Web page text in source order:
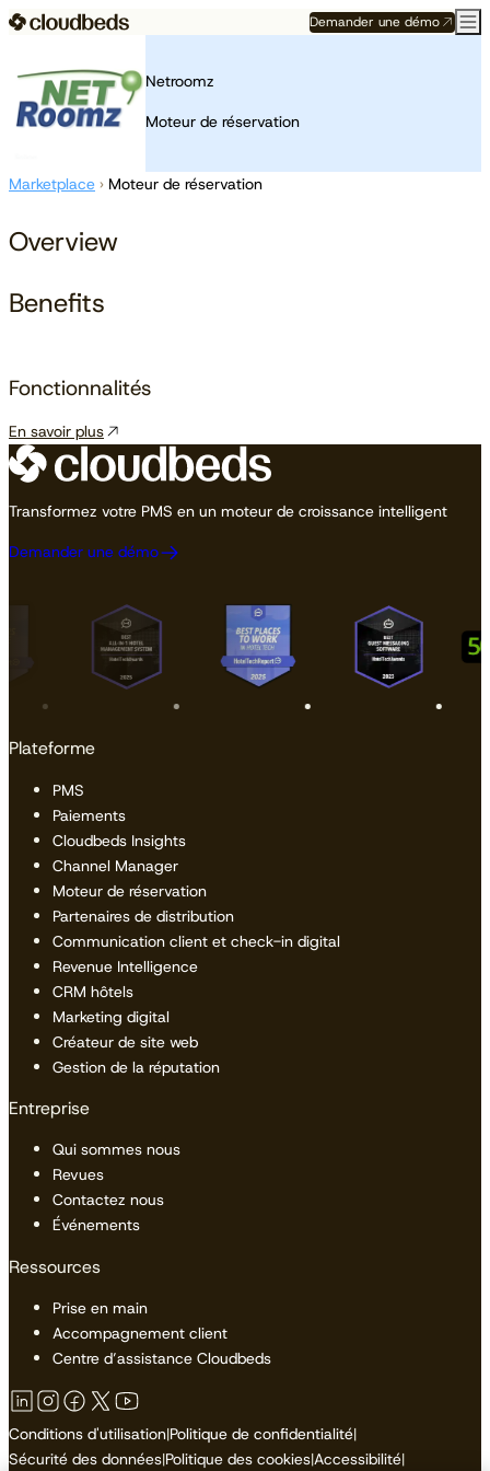
Demander une démo
Netroomz
Moteur de réservation
Marketplace › Moteur de réservation
Overview
Benefits
Fonctionnalités
En savoir plus
Transformez votre PMS en un moteur de croissance intelligent
Demander une démo
Plateforme
PMS
Paiements
Cloudbeds Insights
Channel Manager
Moteur de réservation
Partenaires de distribution
Communication client et check-in digital
Revenue Intelligence
CRM hôtels
Marketing digital
Créateur de site web
Gestion de la réputation
Entreprise
Qui sommes nous
Revues
Contactez nous
Événements
Ressources
Prise en main
Accompagnement client
Centre d’assistance Cloudbeds
Conditions d'utilisation|Politique de confidentialité|
Sécurité des données|Politique des cookies|Accessibilité|